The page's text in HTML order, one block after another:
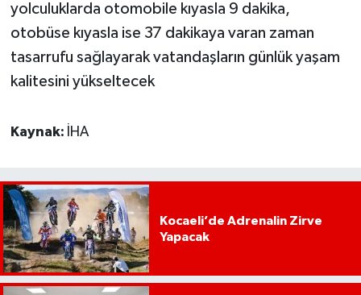
yolculuklarda otomobile kıyasla 9 dakika,
otobüse kıyasla ise 37 dakikaya varan zaman
tasarrufu sağlayarak vatandaşların günlük yaşam
kalitesini yükseltecek
Kaynak: İHA
Kocaeli’de Adrenalin Zirve
Yapacak